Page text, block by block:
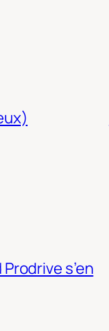
s’en